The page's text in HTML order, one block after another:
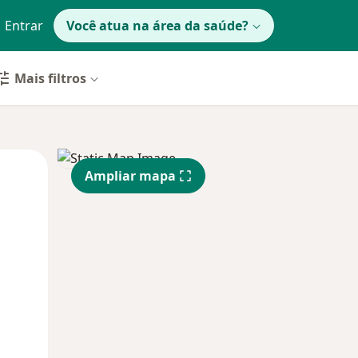
Entrar Você atua na área da saúde?
Mais filtros
Segunda-feira Ter,
11 Ago
Qua
12 Ago
Ampliar mapa